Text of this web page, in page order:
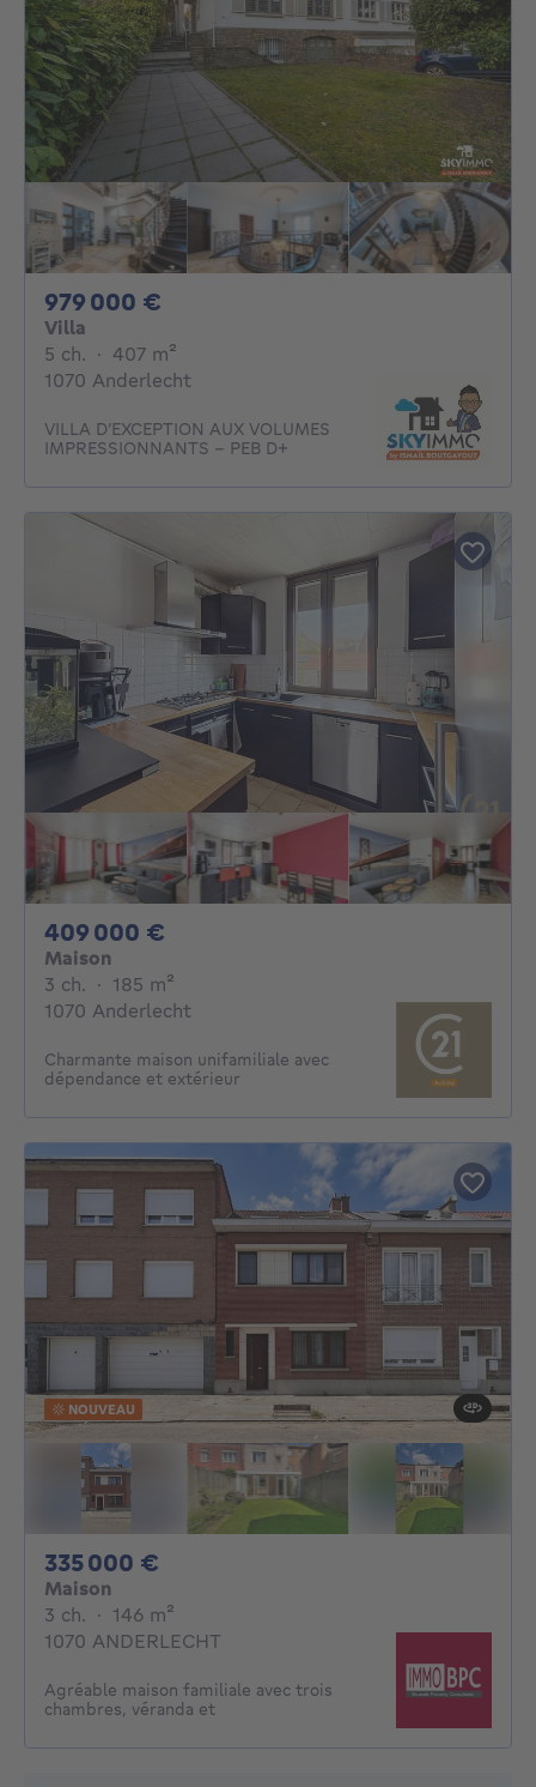
979 000 €
Villa
5 ch. 5 chambres
· 407 m²
1070 Anderlecht
VILLA D’EXCEPTION AUX VOLUMES
IMPRESSIONNANTS - PEB D+
409 000 €
Maison
3 ch. 3 chambres
· 185 m²
1070 Anderlecht
Charmante maison unifamiliale avec
dépendance et extérieur
NOUVEAU
335 000 €
Maison
3 ch. 3 chambres
· 146 m²
1070 ANDERLECHT
Agréable maison familiale avec trois
chambres, véranda et